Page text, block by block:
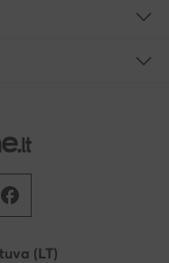
(LT)